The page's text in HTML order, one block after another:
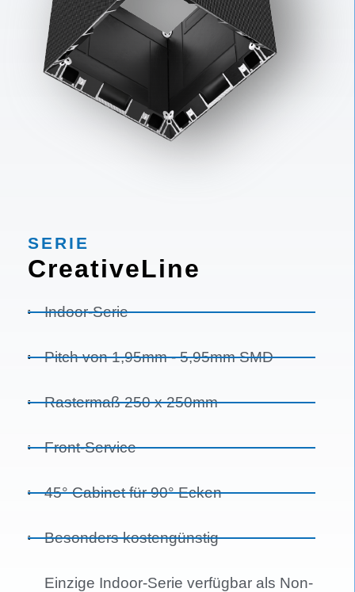
SERIE
CreativeLine
Indoor-Serie
Pitch von 1,95mm - 5,95mm SMD
Rastermaß 250 x 250mm
Front-Service
45° Cabinet für 90° Ecken
Besonders kostengünstig
Einzige Indoor-Serie verfügbar als Non-